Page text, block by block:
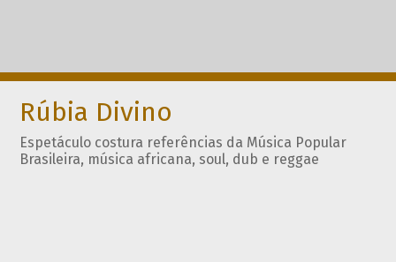
Rúbia Divino
Espetáculo costura referências da Música Popular
Brasileira, música africana, soul, dub e reggae